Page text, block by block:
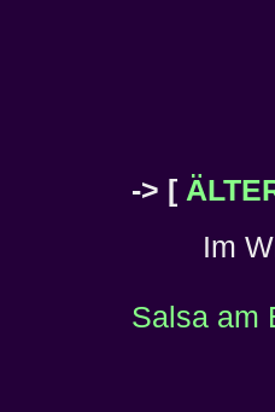
-> [
Im
Salsa am